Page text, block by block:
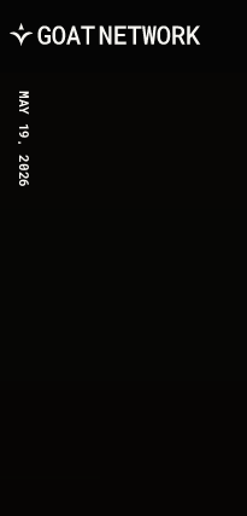
MAY 19, 2026